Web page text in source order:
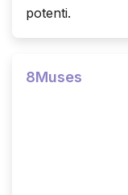
potenti.
8Muses